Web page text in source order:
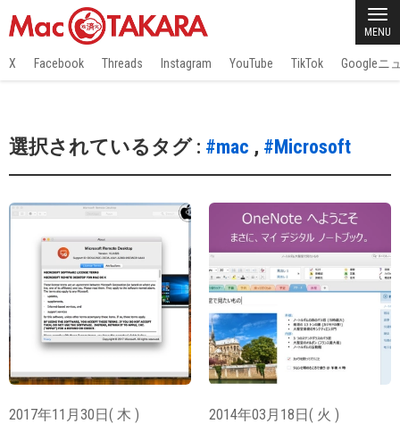
MENU
X Facebook Threads Instagram YouTube TikTok Googleニ
選択されているタグ : #mac , #Microsoft
2017年11月30日( 木 ) 2014年03月18日( 火 )